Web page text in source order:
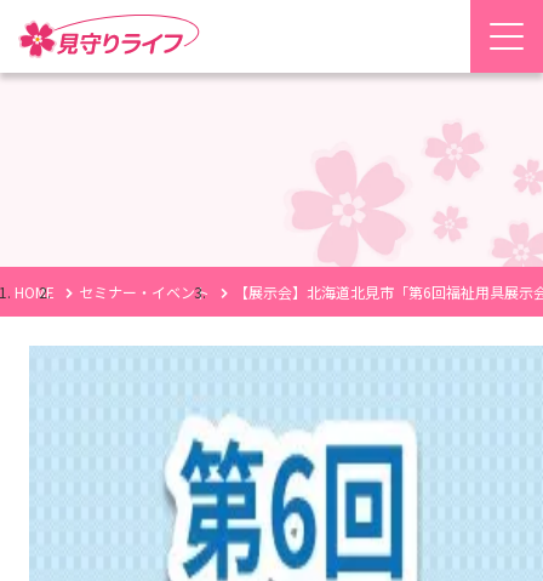
HOME セミナー・イベント 【展示会】北海道北見市「第6回福祉用具展示